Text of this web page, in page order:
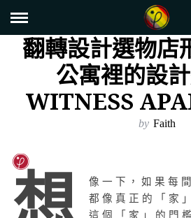
翻轉設計選物店
公寓裡的設
WITNESS
by Faith
想
像一下，如果每
都像真正的「家
這個「家」的門